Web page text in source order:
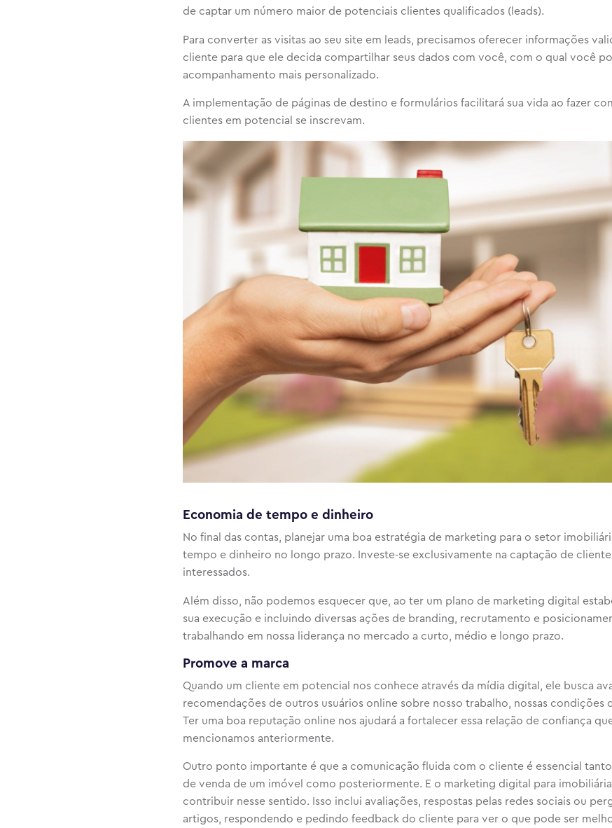
de captar um número maior de potenciais clientes qualificados (leads).
Para converter as visitas ao seu site em leads, precisamos oferecer informações
cliente para que ele decida compartilhar seus dados com você, com o qual você
acompanhamento mais personalizado.
A implementação de páginas de destino e formulários facilitará sua vida ao fazer
clientes em potencial se inscrevam.
Economia de tempo e dinheiro
No final das contas, planejar uma boa estratégia de marketing para o setor
tempo e dinheiro no longo prazo. Investe-se exclusivamente na captação de
interessados.
Além disso, não podemos esquecer que, ao ter um plano de marketing digital
sua execução e incluindo diversas ações de branding, recrutamento e
trabalhando em nossa liderança no mercado a curto, médio e longo prazo.
Promove a marca
Quando um cliente em potencial nos conhece através da mídia digital, ele busca
recomendações de outros usuários online sobre nosso trabalho, nossas condições
Ter uma boa reputação online nos ajudará a fortalecer essa relação de confiança
mencionamos anteriormente.
Outro ponto importante é que a comunicação fluida com o cliente é essencial
de venda de um imóvel como posteriormente. E o marketing digital para
contribuir nesse sentido. Isso inclui avaliações, respostas pelas redes sociais ou
artigos, respondendo e pedindo feedback do cliente para ver o que pode ser